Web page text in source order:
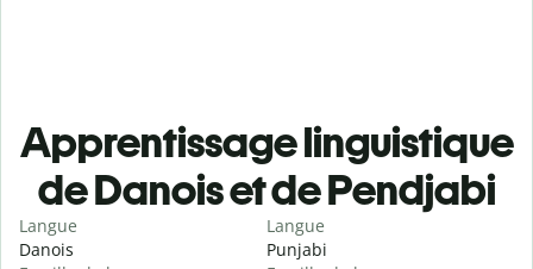
Apprentissage linguistique
de Danois et de Pendjabi
Langue
Danois
Langue
Punjabi